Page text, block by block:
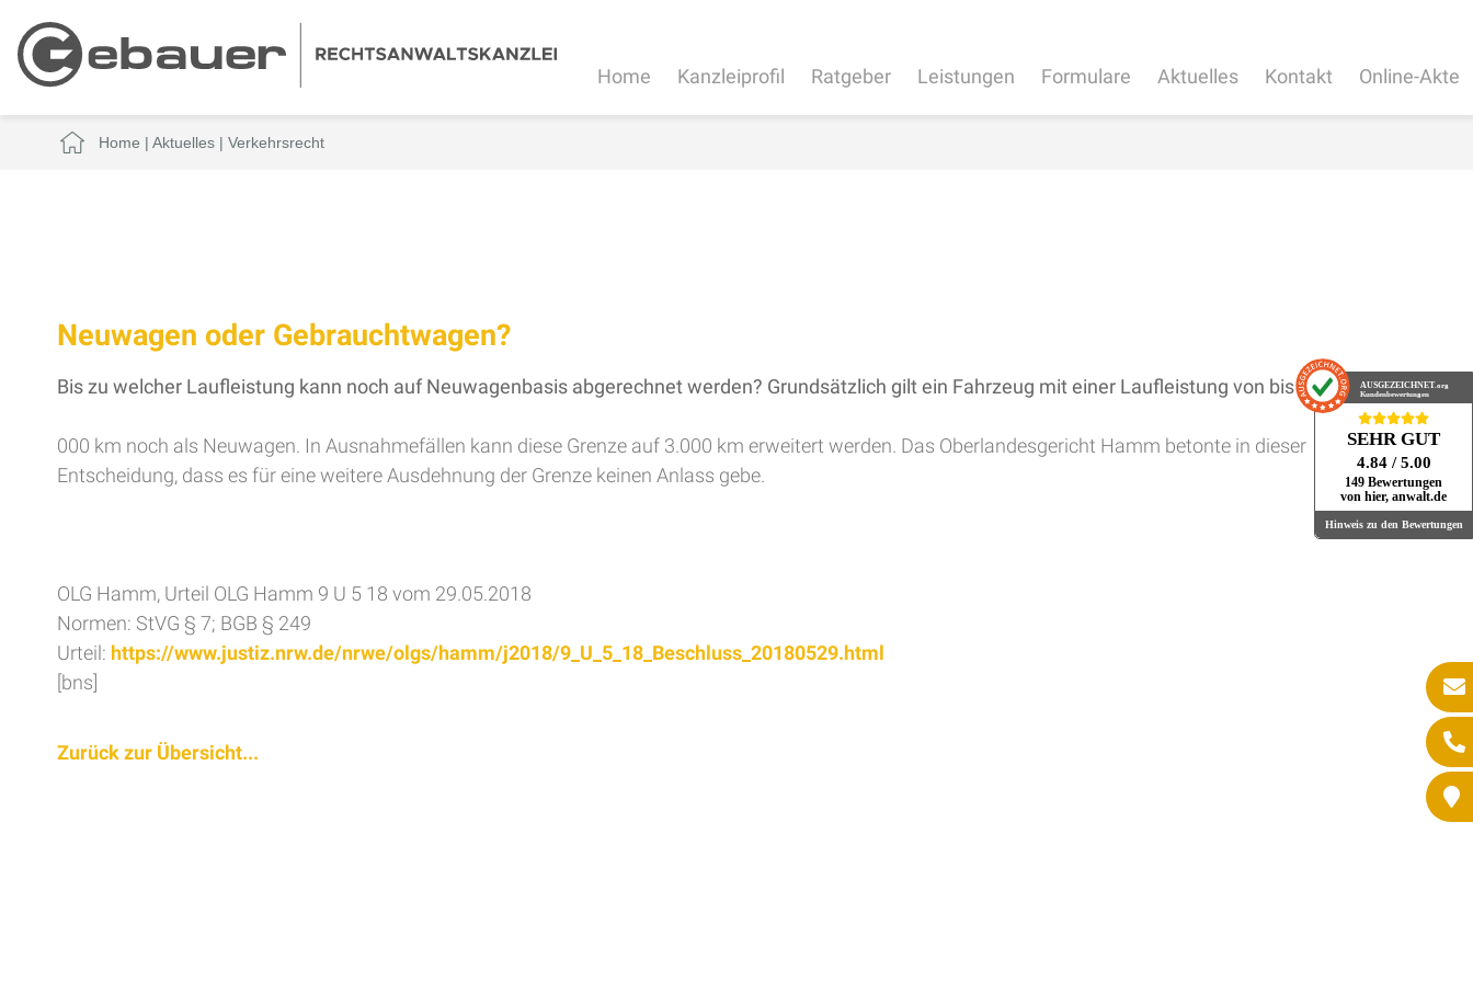
Home Kanzleiprofil Ratgeber Leistungen Formulare Aktuelles Kontakt Online-Akte
Home | Aktuelles| Verkehrsrecht
Neuwagen oder Gebrauchtwagen?
Bis zu welcher Laufleistung kann noch auf Neuwagenbasis abgerechnet werden? Grundsätzlich gilt ein Fahrzeug mit einer Laufleistung von bis zu 1.
000 km noch als Neuwagen. In Ausnahmefällen kann diese Grenze auf 3.000 km erweitert werden. Das Oberlandesgericht Hamm betonte in dieser
Entscheidung, dass es für eine weitere Ausdehnung der Grenze keinen Anlass gebe.
OLG Hamm, Urteil OLG Hamm 9 U 5 18 vom 29.05.2018
Normen: StVG § 7; BGB § 249
Urteil: https://www.justiz.nrw.de/nrwe/olgs/hamm/j2018/9_U_5_18_Beschluss_20180529.html
[bns]
Zurück zur Übersicht...
AUSGEZEICHNET.org
Kundenbewertungen
SEHR GUT
4.84 / 5.00
149 Bewertungen
von hier, anwalt.de
Hinweis zu den Bewertungen